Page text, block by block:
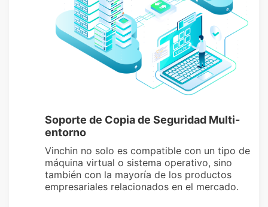
Soporte de Copia de Seguridad Multi-
entorno
Vinchin no solo es compatible con un tipo de
máquina virtual o sistema operativo, sino
también con la mayoría de los productos
empresariales relacionados en el mercado.